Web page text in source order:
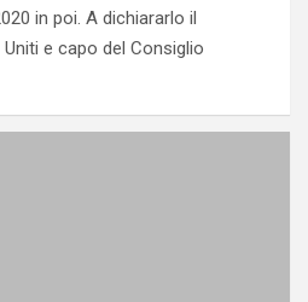
in poi. A dichiararlo il
e capo del Consiglio